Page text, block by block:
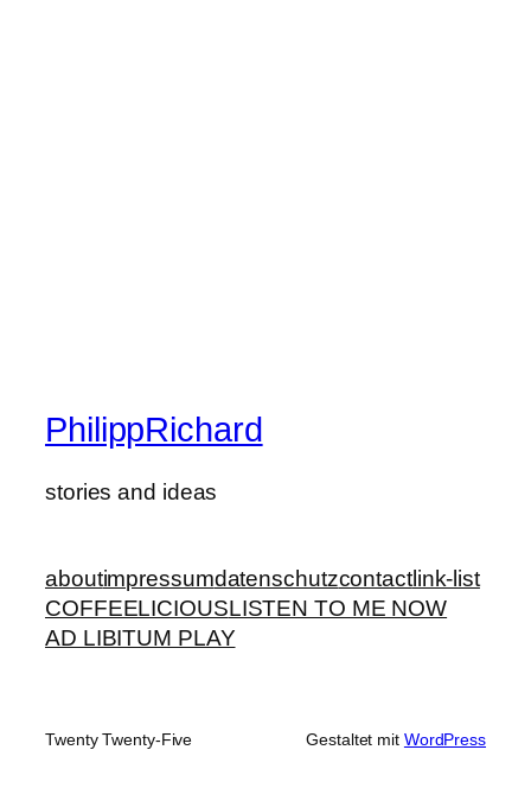
PhilippRichard
stories and ideas
aboutimpressumdatenschutzcontactlink-list
COFFEELICIOUSLISTEN TO ME NOW
AD LIBITUM PLAY
Twenty Twenty-Five Gestaltet mit WordPress